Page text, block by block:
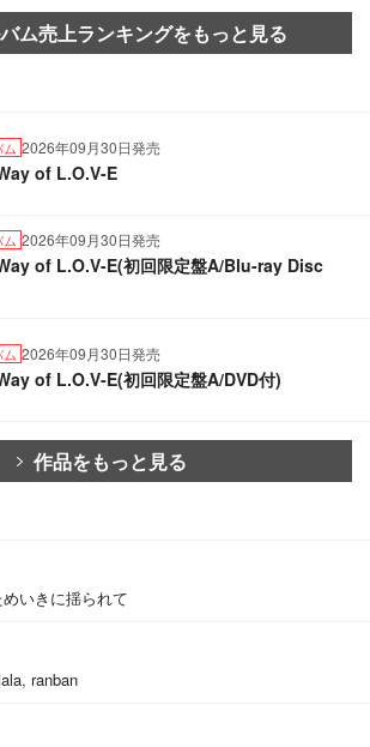
ム売上ランキングをもっと見る
ム 2026年09月30日発売
of L.O.V-E
ム 2026年09月30日発売
of L.O.V-E(初回限定盤A/Blu-ray Disc
ム 2026年09月30日発売
of L.O.V-E(初回限定盤A/DVD付)
作品をもっと見る
いきに揺られて
ranban